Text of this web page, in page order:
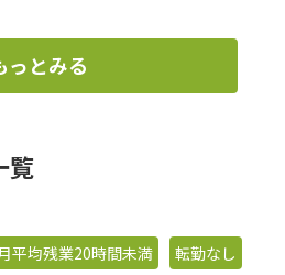
っとみる
覧
平均残業20時間未満
転勤なし